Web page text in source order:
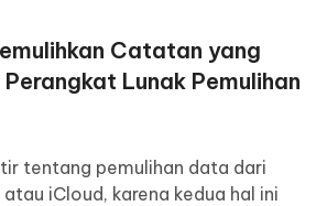
Catatan yang
Lunak Pemulihan
tentang pemulihan data dari
iCloud, karena kedua hal ini